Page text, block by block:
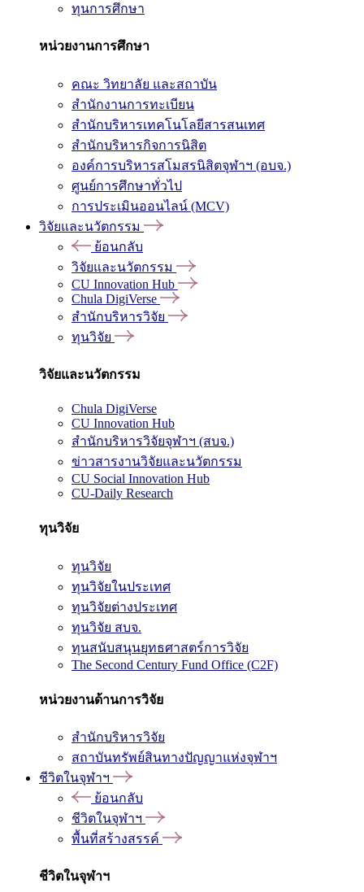
ทุนการศึกษา
หน่วยงานการศึกษา
คณะ วิทยาลัย และสถาบัน
สำนักงานการทะเบียน
สำนักบริหารเทคโนโลยีสารสนเทศ
สำนักบริหารกิจการนิสิต
องค์การบริหารสโมสรนิสิตจุฬาฯ (อบจ.)
ศูนย์การศึกษาทั่วไป
การประเมินออนไลน์ (MCV)
วิจัยและนวัตกรรม
ย้อนกลับ
วิจัยและนวัตกรรม
CU Innovation Hub
Chula DigiVerse
สำนักบริหารวิจัย
ทุนวิจัย
วิจัยและนวัตกรรม
Chula DigiVerse
CU Innovation Hub
สำนักบริหารวิจัยจุฬาฯ (สบจ.)
ข่าวสารงานวิจัยและนวัตกรรม
CU Social Innovation Hub
CU-Daily Research
ทุนวิจัย
ทุนวิจัย
ทุนวิจัยในประเทศ
ทุนวิจัยต่างประเทศ
ทุนวิจัย สบจ.
ทุนสนับสนุนยุทธศาสตร์การวิจัย
The Second Century Fund Office (C2F)
หน่วยงานด้านการวิจัย
สำนักบริหารวิจัย
สถาบันทรัพย์สินทางปัญญาแห่งจุฬาฯ
ชีวิตในจุฬาฯ
ย้อนกลับ
ชีวิตในจุฬาฯ
พื้นที่สร้างสรรค์
ชีวิตในจุฬาฯ